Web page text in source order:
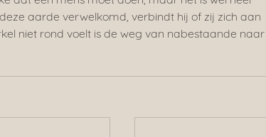
aarde verwelkomd, verbindt hij of zij zich aan
niet rond voelt is de weg van nabestaande naar